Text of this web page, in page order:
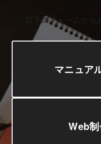
以下のフォームか
マニュア
Web